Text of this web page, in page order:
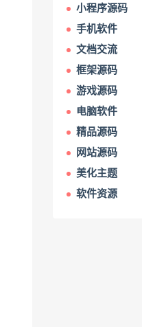
小程序源码
手机软件
文档交流
框架源码
游戏源码
电脑软件
精品源码
网站源码
美化主题
软件资源